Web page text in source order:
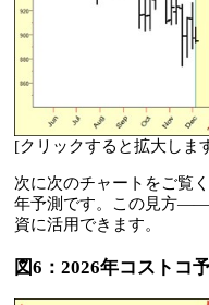
[クリックすると拡大しま
次に次のチャートをご覧
年予測です。この見方
資に活用できます。
図6：2026年コストコ